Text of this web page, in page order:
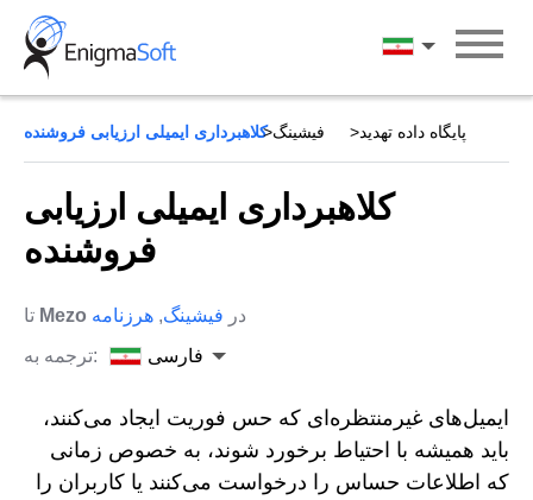
Skip
content
فارسی
پایگاه داده تهدید فیشینگ کلاهبرداری ایمیلی ارزیابی فروشنده
کلاهبرداری ایمیلی ارزیابی
فروشنده
Mezo در فیشینگ, هرزنامه
ترجمه به:
فارسی
ایمیل‌های غیرمنتظره‌ای که حس فوریت ایجاد می‌کنند،
باید همیشه با احتیاط برخورد شوند، به خصوص زمانی
که اطلاعات حساس را درخواست می‌کنند یا کاربران را